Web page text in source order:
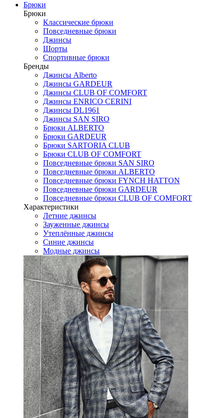
Брюки
Брюки
Классические брюки
Повседневные брюки
Джинсы
Шорты
Спортивные брюки
Бренды
Джинсы Alberto
Джинсы GARDEUR
Джинсы CLUB OF COMFORT
Джинсы ENRICO CERINI
Джинсы DL1961
Джинсы SAN SIRO
Брюки ALBERTO
Брюки GARDEUR
Брюки SARTORIA CLUB
Брюки CLUB OF COMFORT
Повседневные брюки SAN SIRO
Повседневные брюки ALBERTO
Повседневные брюки FYNCH HATTON
Повседневные брюки GARDEUR
Повседневные брюки CLUB OF COMFORT
Характеристики
Летние джинсы
Зауженные джинсы
Утеплённые джинсы
Синие джинсы
Модные джинсы